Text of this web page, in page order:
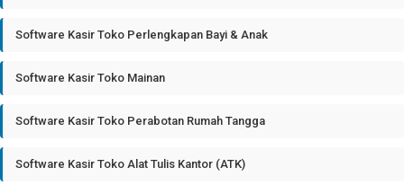
Software Kasir Toko Perlengkapan Bayi & Anak
Software Kasir Toko Mainan
Software Kasir Toko Perabotan Rumah Tangga
Software Kasir Toko Alat Tulis Kantor (ATK)